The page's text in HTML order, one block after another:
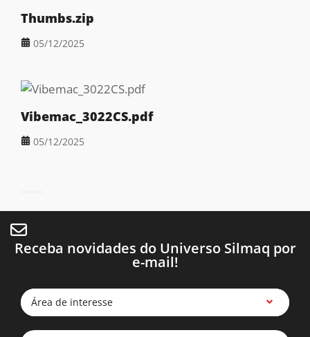
Thumbs.zip
05/12/2025
Vibemac_3022CS.pdf
05/12/2025
Receba novidades do Universo Silmaq por
e-mail!
Área de interesse